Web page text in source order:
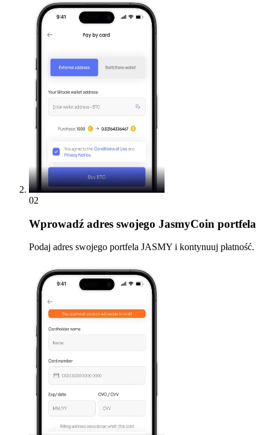
02
Wprowadź adres swojego JasmyCoin portfela
Podaj adres swojego portfela JASMY i kontynuuj płatność.